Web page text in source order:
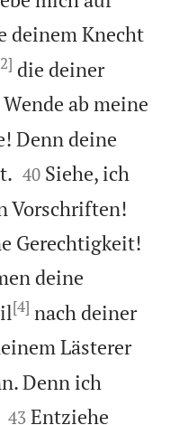
deinem Knecht
die deiner
Wende ab meine
Denn deine


40 Siehe, ich
Vorschriften!
Gerechtigkeit!
deine
[4] nach deiner
Lästerer
Denn ich


43 Entziehe